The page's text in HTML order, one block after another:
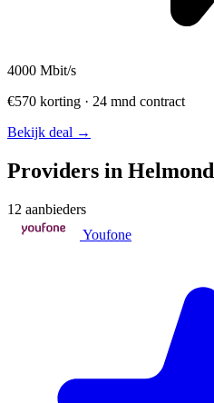
4000 Mbit/s
€570 korting · 24 mnd contract
Bekijk deal →
Providers in Helmond
12 aanbieders
Youfone